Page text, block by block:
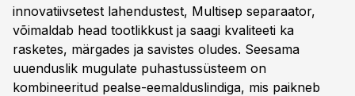
innovatiivsetest lahendustest, Multisep separaator,
võimaldab head tootlikkust ja saagi kvaliteeti ka
rasketes, märgades ja savistes oludes. Seesama
uuenduslik mugulate puhastussüsteem on
kombineeritud pealse-eemalduslindiga, mis paikneb